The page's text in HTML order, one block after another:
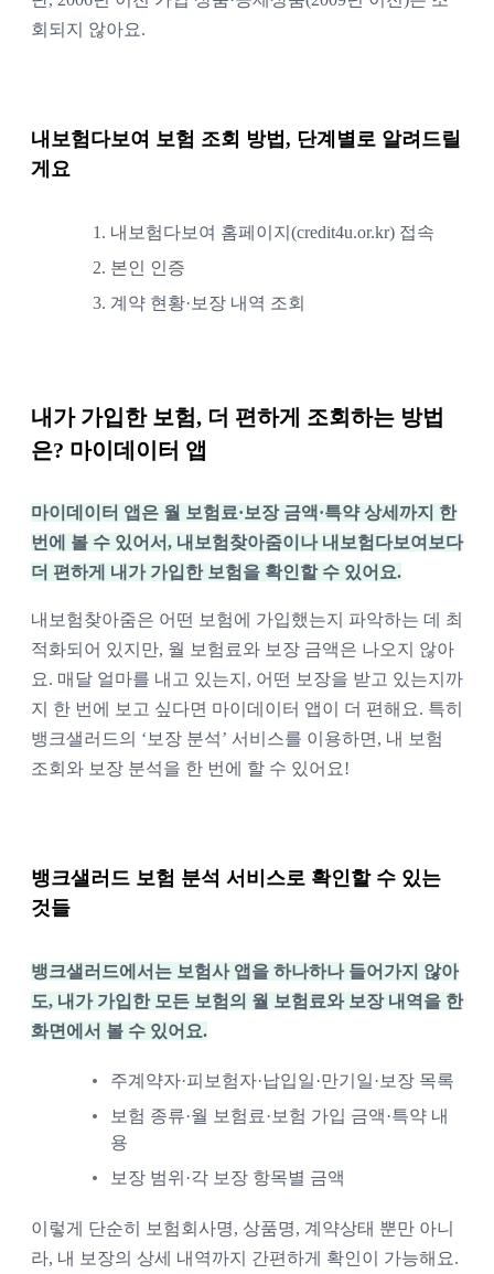
회되지 않아요.
내보험다보여 보험 조회 방법, 단계별로 알려드릴
게요
1. 내보험다보여 홈페이지(credit4u.or.kr) 접속
2. 본인 인증
3. 계약 현황·보장 내역 조회
내가 가입한 보험, 더 편하게 조회하는 방법
은? 마이데이터 앱
마이데이터 앱은 월 보험료·보장 금액·특약 상세까지 한
번에 볼 수 있어서, 내보험찾아줌이나 내보험다보여보다
더 편하게 내가 가입한 보험을 확인할 수 있어요.
내보험찾아줌은 어떤 보험에 가입했는지 파악하는 데 최
적화되어 있지만, 월 보험료와 보장 금액은 나오지 않아
요. 매달 얼마를 내고 있는지, 어떤 보장을 받고 있는지까
지 한 번에 보고 싶다면 마이데이터 앱이 더 편해요. 특히
뱅크샐러드의 ‘보장 분석’ 서비스를 이용하면, 내 보험
조회와 보장 분석을 한 번에 할 수 있어요!
뱅크샐러드 보험 분석 서비스로 확인할 수 있는
것들
뱅크샐러드에서는 보험사 앱을 하나하나 들어가지 않아
도, 내가 가입한 모든 보험의 월 보험료와 보장 내역을 한
화면에서 볼 수 있어요.
주계약자·피보험자·납입일·만기일·보장 목록
보험 종류·월 보험료·보험 가입 금액·특약 내
용
보장 범위·각 보장 항목별 금액
이렇게 단순히 보험회사명, 상품명, 계약상태 뿐만 아니
라, 내 보장의 상세 내역까지 간편하게 확인이 가능해요.